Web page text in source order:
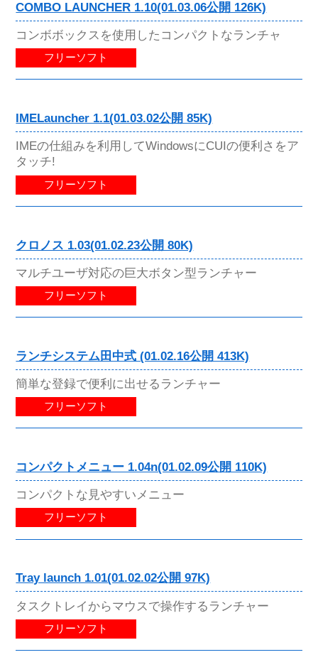
COMBO LAUNCHER 1.10(01.03.06公開 126K)
コンボボックスを使用したコンパクトなランチャ
フリーソフト
IMELauncher 1.1(01.03.02公開 85K)
IMEの仕組みを利用してWindowsにCUIの便利さをア
タッチ!
フリーソフト
クロノス 1.03(01.02.23公開 80K)
マルチユーザ対応の巨大ボタン型ランチャー
フリーソフト
ランチシステム田中式 (01.02.16公開 413K)
簡単な登録で便利に出せるランチャー
フリーソフト
コンパクトメニュー 1.04n(01.02.09公開 110K)
コンパクトな見やすいメニュー
フリーソフト
Tray launch 1.01(01.02.02公開 97K)
タスクトレイからマウスで操作するランチャー
フリーソフト